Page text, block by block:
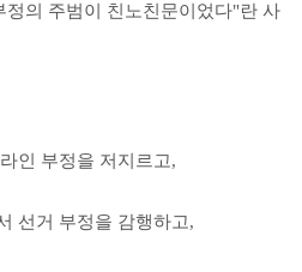
의 주범이 친노친문이었다"란 사
인 부정을 저지르고,
선거 부정을 감행하고,